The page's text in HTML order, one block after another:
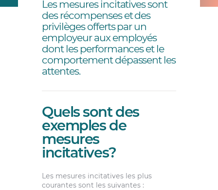
Les mesures incitatives sont
des récompenses et des
privilèges offerts par un
employeur aux employés
dont les performances et le
comportement dépassent les
attentes.
Quels sont des
exemples de
mesures
incitatives?
Les mesures incitatives les plus
courantes sont les suivantes :